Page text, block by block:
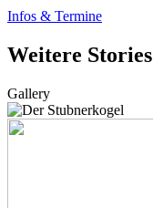
Infos & Termine
Weitere Stories
Gallery